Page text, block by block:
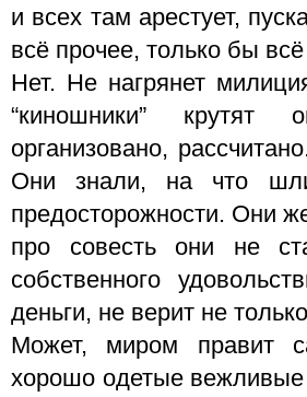
и всех там арестует,
всё прочее, только бы
Нет. Не нагрянет
“киношники”
организовано,
Они знали, на что
предосторожности. Они
про совесть они не
собственного
деньги, не верит не
Может, миром правит
хорошо одетые вежливые